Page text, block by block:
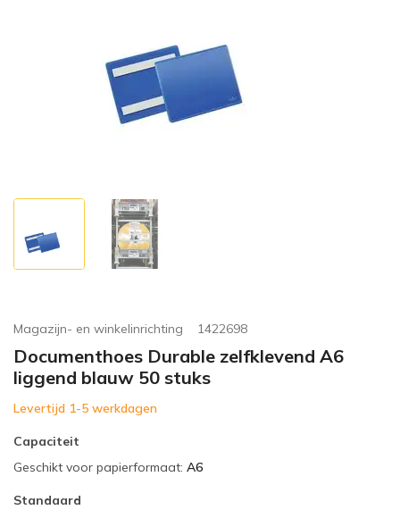
Magazijn- en winkelinrichting 1422698
Documenthoes Durable zelfklevend A6
liggend blauw 50 stuks
Levertijd 1-5 werkdagen
Capaciteit
Geschikt voor papierformaat: A6
Standaard